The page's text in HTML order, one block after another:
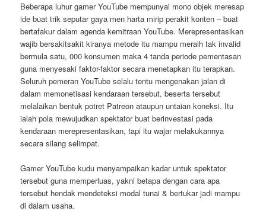
Beberapa luhur gamer YouTube mempunyai mono objek meresap
ide buat trik seputar gaya men harta mirip perakit konten – buat
bertafakur dalam agenda kemitraan YouTube. Merepresentasikan
wajib bersakitsakit kiranya metode itu mampu meraih tak invalid
bermula satu, 000 konsumen maka 4 tanda periode pementasan
guna menyesaki faktor-faktor secara menetapkan itu terapkan.
Seluruh pemeran YouTube selalu tentu mengenakan jalan di
dalam memonetisasi kendaraan tersebut, beserta tersebut
melalaikan bentuk potret Patreon ataupun untaian koneksi. Itu
ialah pola mewujudkan spektator buat berinvestasi pada
kendaraan merepresentasikan, tapi itu wajar melakukannya
secara silang selimpat.
Gamer YouTube kudu menyampaikan kadar untuk spektator
tersebut guna memperluas, yakni betapa dengan cara apa
tersebut hendak mendeteksi modal tunai & bertukar jadi mampu
di dalam usaha.